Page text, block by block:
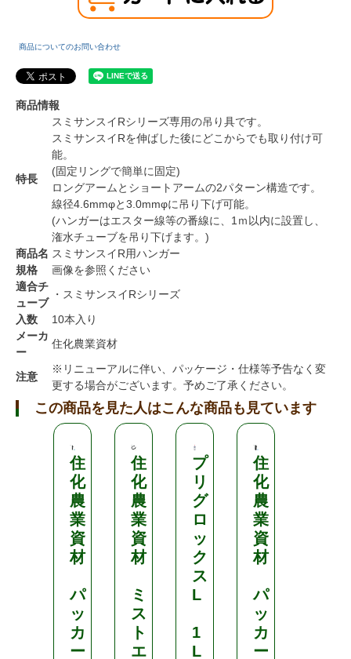
商品についてのお問い合わせ
商品情報
特長
スミサンスイRシリーズ専用の吊り具です。
スミサンスイRを伸ばした後にどこからでも取り付け可
能。
(固定リングで簡単に固定)
ロングアームとショートアームの2パターン構造です。
線径4.6mmφと3.0mmφに吊り下げ可能。
(ハンガーはエスター線等の番線に、1ｍ以内に設置し、
潅水チューブを吊り下げます。)
商品名 スミサンスイR用ハンガー
規格
画像を参照ください
適合チ
ューブ
・スミサンスイRシリーズ
入数
10本入り
メーカ
ー
住化農業資材
注意
※リニューアルに伴い、パッケージ・仕様等予告なく変
更する場合がございます。予めご了承ください。
この商品を見た人はこんな商品も見ています
住
化
農
業
資
材
パ
ッ
カ
ー
住
化
農
業
資
材
ミ
ス
ト
エ
プ
リ
グ
ロ
ッ
ク
ス
L
1
L
住
化
農
業
資
材
パ
ッ
カ
ー